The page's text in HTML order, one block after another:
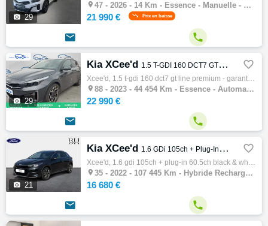
 29
 47 - 2026 - 14 Km - Essence - Manuelle - SUV
21 990 € Prix en baisse
 
 29
Kia XCee'd 1.5 T-GDI 160 DCT7 GT Line Premium - Garantie constructeur Entretien 
Xcee'd, 1.5 t-gdi 160 dct7 gt line premium - garantie constructeur entretien, Suv, 03/2023, 160ch, 8cv, 44454 km, 5 portes, 5 places, Clim.…
 88 - 2023 - 44 454 Km - Essence - Automatique - SUV
22 990 €
 
 21
Kia XCee'd 1.6 GDi 105ch + Plug-In 60.5ch Black & White Edition DCT6 MY22 
Xcee'd, 1.6 gdi 105ch + plug-in 60.5ch black & white edition dct6 my22, Suv, 09/2022, 105ch, 5cv, 107445 km, 5 portes, 5 places, Clim. auto…
 35 - 2022 - 107 445 Km - Hybride Rechargeable - Automatique - SUV
16 680 €
 